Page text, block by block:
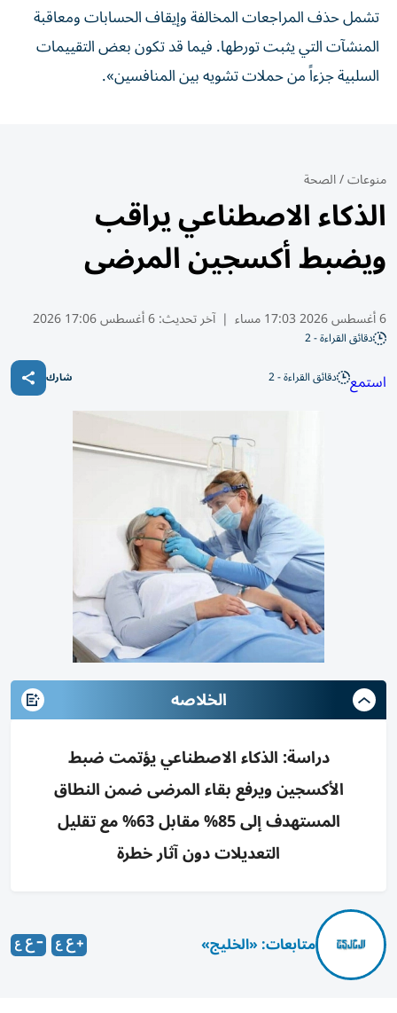
تشمل حذف المراجعات المخالفة وإيقاف الحسابات ومعاقبة
المنشآت التي يثبت تورطها. فيما قد تكون بعض التقييمات
السلبية جزءاً من حملات تشويه بين المنافسين».
منوعات/الصحة
الذكاء الاصطناعي يراقب
ويضبط أكسجين المرضى
6 أغسطس 2026 17:03 مساء | آخر تحديث:6 أغسطس 17:06 2026
دقائق القراءة - 2
استمع دقائق القراءة - 2 شارك
الخلاصه
دراسة: الذكاء الاصطناعي يؤتمت ضبط
الأكسجين ويرفع بقاء المرضى ضمن النطاق
المستهدف إلى 85% مقابل 63% مع تقليل
التعديلات دون آثار خطرة
متابعات: «الخليج»